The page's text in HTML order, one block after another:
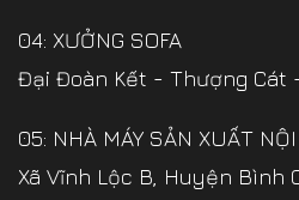
04: XƯỞNG SOFA
Đại Đoàn Kết - Thượng Cát -
05: NHÀ MÁY SẢN XUẤT
Xã Vĩnh Lộc B, Huyện Bình